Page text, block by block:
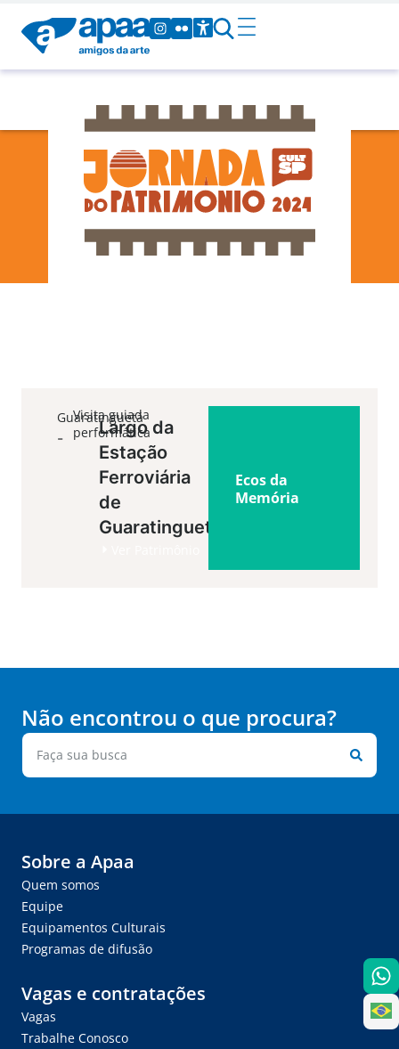
24 - Domingo
Guaratinguetá
-
Visita guiada
performática
Largo da
Estação
Ferroviária
de
Guaratinguetá
Ecos da
Memória
Não encontrou o que procura?
Sobre a Apaa
Quem somos
Equipe
Equipamentos Culturais
Programas de difusão
Vagas e contratações
Vagas
Trabalhe Conosco